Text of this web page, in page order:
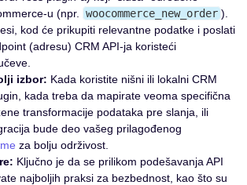
u (npr.
woocommerce_new_order ).
kod će prikupiti relevantne podatke i poslati
(adresu) CRM API-ja koristeći
izbor: Kada koristite nišni ili lokalni CRM
kada treba da mapirate veoma specifična
transformacije podataka pre slanja, ili
bude deo vašeg prilagođenog
za bolju održivost.
Ključno je da se prilikom podešavanja API
najboljih praksi za bezbednost, kao što su